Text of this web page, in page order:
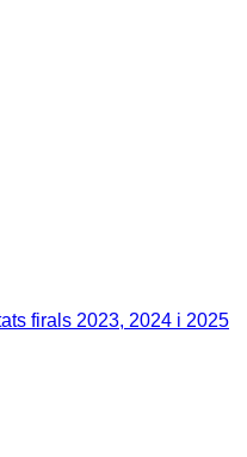
firals 2023, 2024 i 2025